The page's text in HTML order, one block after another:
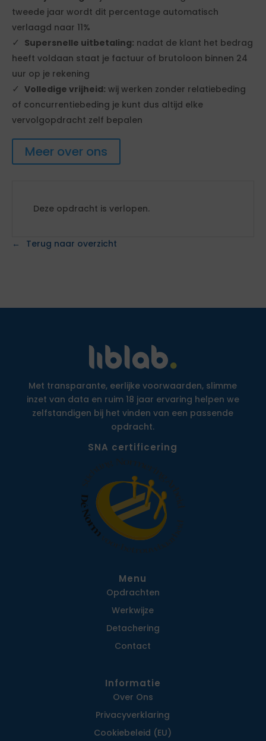
tweede jaar wordt dit percentage automatisch
verlaagd naar 11%
Supersnelle uitbetaling: nadat de klant het bedrag
heeft voldaan staat je factuur of brutoloon binnen 24
uur op je rekening
Volledige vrijheid: wij werken zonder relatiebeding
of concurrentiebeding je kunt dus altijd elke
vervolgopdracht zelf bepalen
Meer over ons
Deze opdracht is verlopen.
Terug naar overzicht
Met transparante, eerlijke voorwaarden, slimme
inzet van data en ruim 18 jaar ervaring helpen we
zelfstandigen bij het vinden van een passende
opdracht.
SNA certificering
Menu
Opdrachten
Werkwijze
Detachering
Contact
Informatie
Over Ons
Privacy­verklaring
Cookiebeleid (EU)